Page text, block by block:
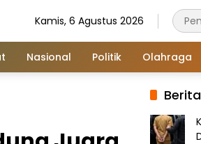
Kamis, 6 Agustus 2026
Nasional Politik Olahraga